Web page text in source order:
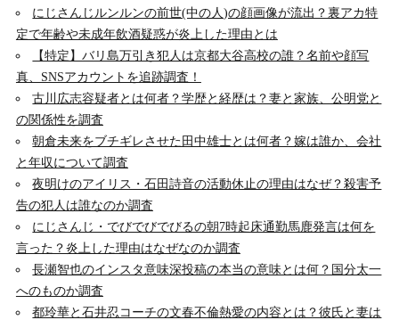
にじさんじルンルンの前世(中の人)の顔画像が流出？裏アカ特
定で年齢や未成年飲酒疑惑が炎上した理由とは
【特定】バリ島万引き犯人は京都大谷高校の誰？名前や顔写
真、SNSアカウントを追跡調査！
古川広志容疑者とは何者？学歴と経歴は？妻と家族、公明党と
の関係性を調査
朝倉未来をブチギレさせた田中雄士とは何者？嫁は誰か、会社
と年収について調査
夜明けのアイリス・石田詩音の活動休止の理由はなぜ？殺害予
告の犯人は誰なのか調査
にじさんじ・でびでびでびるの朝7時起床通勤馬鹿発言は何を
言った？炎上した理由はなぜなのか調査
長瀬智也のインスタ意味深投稿の本当の意味とは何？国分太一
へのものか調査
都玲華と石井忍コーチの文春不倫熱愛の内容とは？彼氏と妻は